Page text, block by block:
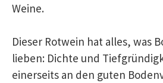
Weine.
Dieser Rotwein hat alles, was
lieben: Dichte und
einerseits an den guten